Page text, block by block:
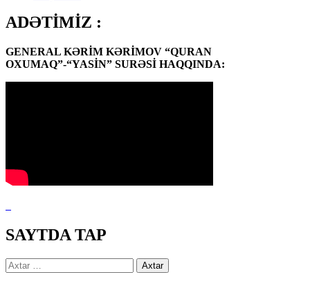
ADƏTİMİZ :
GENERAL KƏRİM KƏRİMOV “QURAN
OXUMAQ”-“YASİN” SURƏSİ HAQQINDA:
SAYTDA TAP
Axtarış: